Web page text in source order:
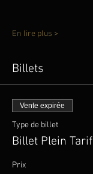
En lire plus >
Billets
Vente expirée
Type de billet
Billet Plein Tarif
Prix